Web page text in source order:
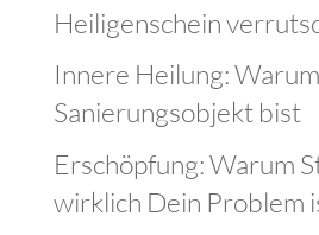
Heiligenschein
Innere Heilung:
Sanierungsobjekt bist
Erschöpfung: Warum
wirklich Dein Problem